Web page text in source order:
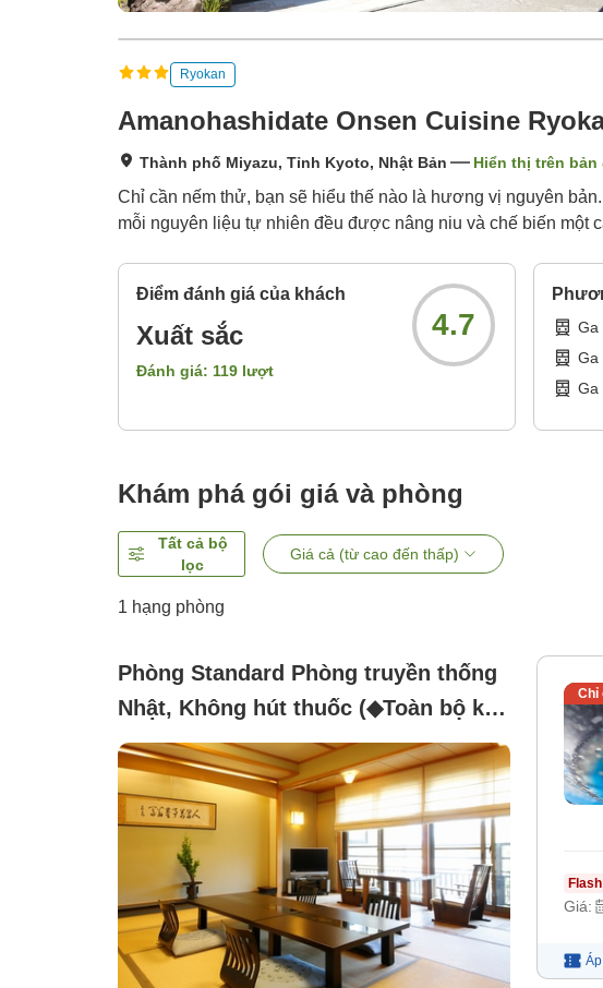
Ryokan
Amanohashidate Onsen Cuisine
Thành phố Miyazu, Tỉnh Kyoto, Nhật Bản Hiển thị trên bản
Chỉ cần nếm thử, bạn sẽ hiểu thế nào là hương vị nguyên
mỗi nguyên liệu tự nhiên đều được nâng niu và chế biến một
Điểm đánh giá của khách
Xuất sắc
Đánh giá: 119 lượt
4.7 Ga
Ga
Ga
Khám phá gói giá và phòng
Tất cả bộ
lọc
Giá cả (từ cao đến thấp)
1 hạng phòng
Phòng Standard Phòng truyền thống
Nhật, Không hút thuốc (◆Toàn bộ khu
vực cấm hút thuốc◆[10 chiếu])
Chỉ
Giá: